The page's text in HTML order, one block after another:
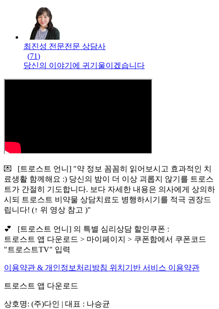
최진성 전문전문 상담사
(71)
당신의 이야기에 귀기울이겠습니다
💌 [트로스트 언니] "약 정보 꼼꼼히 읽어보시고 효과적인 치
료생활 함께해요 :) 당신의 밤이 더 이상 괴롭지 않기를 트로스
트가 간절히 기도합니다. 보다 자세한 내용은 의사에게 상의하
시되 트로스트 비약물 상담치료도 병행하시기를 적극 권장드
립니다! (↑ 위 영상 참고 )"
💕 [트로스트 언니] 의 특별 심리상담 할인쿠폰 :
트로스트 앱 다운로드 > 마이페이지 > 쿠폰함에서 쿠폰코드
"트로스트TV" 입력
이용약관 & 개인정보처리방침 위치기반 서비스 이용약관
트로스트 앱 다운로드
상호명: (주)다인 | 대표 : 나승균